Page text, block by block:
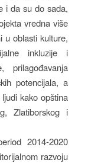
i da su do sada,
vredna više
u oblasti kulture,
inkluzije i
prilagođavanja
potencijala, a
kako opština
Zlatiborskog i
2014-2020
razvoju